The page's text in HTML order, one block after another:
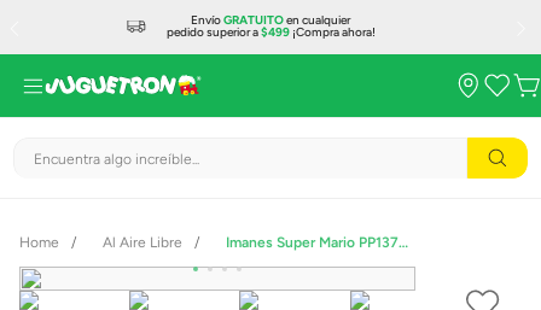
EnvíoGRATUITOen cualquier
pedido superior a$499¡Compra ahora!
Encuentra algo increíble...
Al Aire Libre Imanes Super Mario PP13786NN